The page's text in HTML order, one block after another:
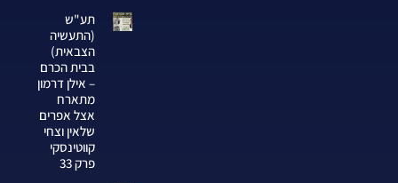
תע"ש
(התעשיה
הצבאית)
בבית הכרם
– אילן דרמון
מתארח
אצל אפרים
שלאין וצחי
קווטינסקי
פרק 33